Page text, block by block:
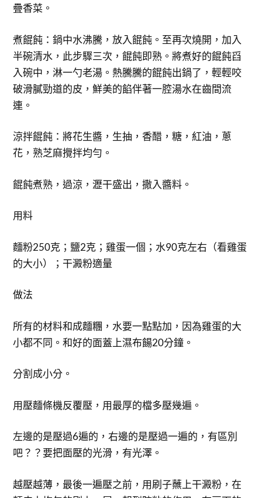
疊香菜。
煮餛飩：鍋中水沸騰，放入餛飩。至再次燒開，加入
半碗清水，此步驟三次，餛飩即熟。將煮好的餛飩舀
入碗中，淋一勺老湯。熱騰騰的餛飩出鍋了，輕輕咬
破滑膩勁道的皮，鮮美的餡伴著一腔湯水在齒間流
連。
涼拌餛飩：將花生醬，生抽，香醋，糖，紅油，蔥
花，熟芝麻攪拌均勻。
餛飩煮熟，過涼，瀝干盛出，撒入醬料。
用料
麵粉250克；鹽2克；雞蛋一個；水90克左右（看雞蛋
的大小）；干澱粉適量
做法
所有的材料和成麵糰，水要一點點加，因為雞蛋的大
小都不同。和好的面蓋上濕布餳20分鐘。
分割成小分。
用壓麵條機反覆壓，用最厚的檔多壓幾遍。
左邊的是壓過6遍的，右邊的是壓過一遍的，有區別
吧？？要把面壓的光滑，有光澤。
越壓越薄，最後一遍壓之前，用刷子蘸上干澱粉，在